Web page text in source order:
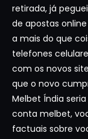
retirada, já
de apostas
a mais do que
telefones
com os novos
que o novo
Melbet Índia
conta melbet,
factuais sobre